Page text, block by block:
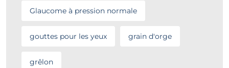
Glaucome à pression normale
gouttes pour les yeux grain d'orge
grêlon